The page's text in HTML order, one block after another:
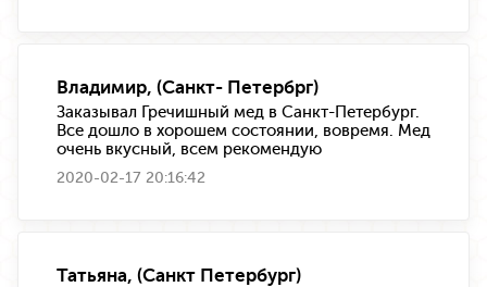
Владимир, (Санкт- Петербрг)
Заказывал Гречишный мед в Санкт-Петербург.
Все дошло в хорошем состоянии, вовремя. Мед
очень вкусный, всем рекомендую
2020-02-17 20:16:42
Татьяна, (Санкт Петербург)